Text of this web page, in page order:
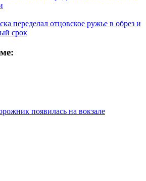
переделал отцовское ружье в обрез и
срок
появилась на вокзале